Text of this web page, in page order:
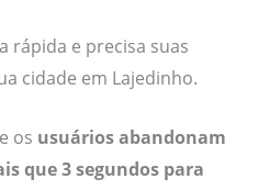
rápida e precisa suas
cidade em Lajedinho.
os usuários abandonam
que 3 segundos para